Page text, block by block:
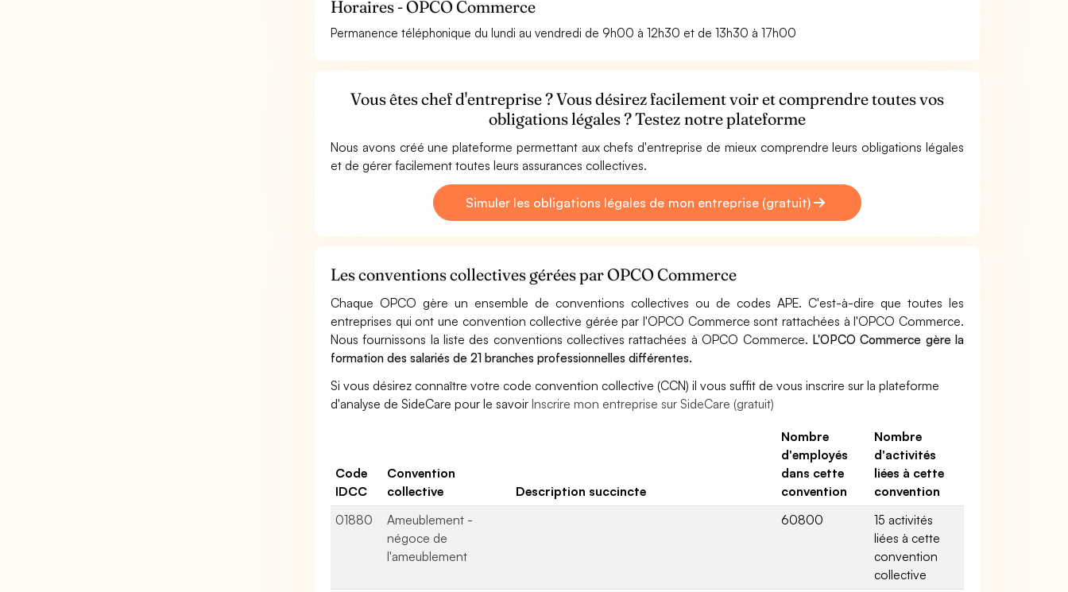
Horaires - OPCO Commerce
Permanence téléphonique du lundi au vendredi de 9h00 à 12h30 et de 13h30 à 17h00
Vous êtes chef d'entreprise ? Vous désirez facilement voir et comprendre toutes vos
obligations légales ? Testez notre plateforme
Nous avons créé une plateforme permettant aux chefs d'entreprise de mieux comprendre leurs obligations légales
et de gérer facilement toutes leurs assurances collectives.
Simuler les obligations légales de mon entreprise (gratuit)
Les conventions collectives gérées par OPCO Commerce
Chaque OPCO gère un ensemble de conventions collectives ou de codes APE. C'est-à-dire que toutes les
entreprises qui ont une convention collective gérée par l'OPCO Commerce sont rattachées à l'OPCO Commerce.
Nous fournissons la liste des conventions collectives rattachées à OPCO Commerce. L'OPCO Commerce gère la
formation des salariés de 21 branches professionnelles différentes.
Si vous désirez connaître votre code convention collective (CCN) il vous suffit de vous inscrire sur la plateforme
d'analyse de SideCare pour le savoirInscrire mon entreprise sur SideCare (gratuit)
Code
IDCC
Convention
collective
Description succincte
Nombre
d'employés
dans cette
convention
Nombre
d'activités
liées à cette
convention
01880
Ameublement -
négoce de
l'ameublement
60800
15 activités
liées à cette
convention
collective